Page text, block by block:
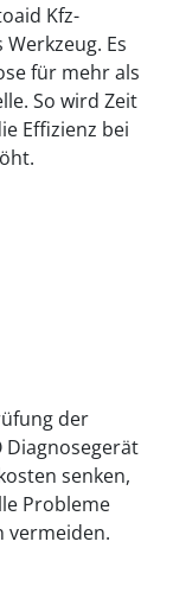
Kfz-
Es
für mehr als
So wird Zeit
Effizienz bei
der
Diagnosegerät
senken,
Probleme
vermeiden.